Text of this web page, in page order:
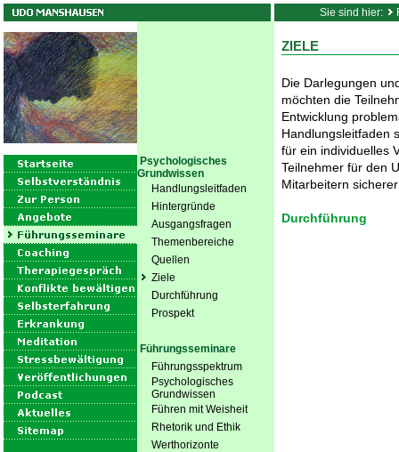
Sie sind hier:
Psychologisches
Grundwissen
Handlungsleitfaden
Hintergründe
Ausgangsfragen
Themenbereiche
Quellen
Ziele
Durchführung
Prospekt
Führungsseminare
Führungsspektrum
Psychologisches
Grundwissen
Führen mit Weisheit
Rhetorik und Ethik
Werthorizonte
ZIELE
Die Darlegungen
möchten die
Entwicklung
Handlungsleitfaden
für ein individuelles
Teilnehmer für den
Mitarbeitern
Durchführung